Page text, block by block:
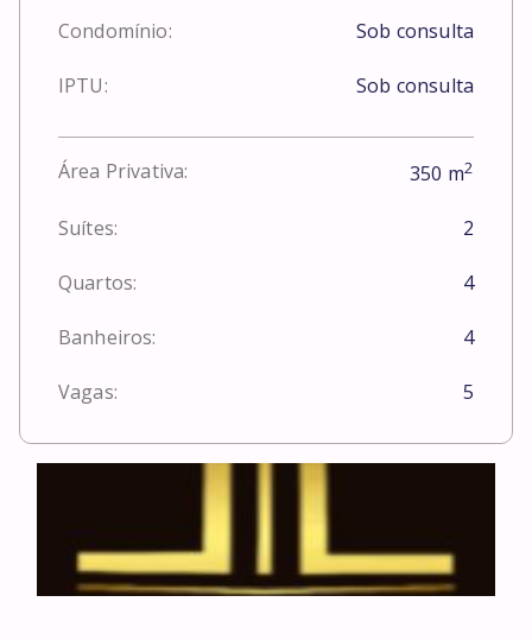
Condomínio: Sob consulta
IPTU: Sob consulta
Área Privativa: 350 m2
Suítes: 2
Quartos: 4
Banheiros: 4
Vagas: 5